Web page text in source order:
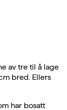
av tre til å lage
bred. Ellers
har bosatt